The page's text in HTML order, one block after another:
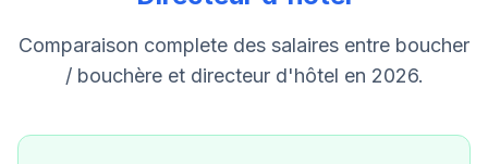
Comparaison complete des salaires entre boucher
/ bouchère et directeur d'hôtel en 2026.